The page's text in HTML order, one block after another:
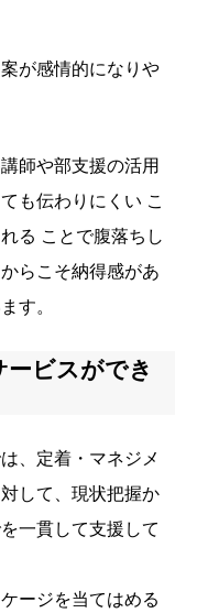
が感情的になりや
師や部支援の活用
も伝わりにくい こ
る ことで腹落ちし
らこそ納得感があ
す。
ビスができ
、定着・マネジメ
して、現状把握か
一貫して支援して
ージを当てはめる